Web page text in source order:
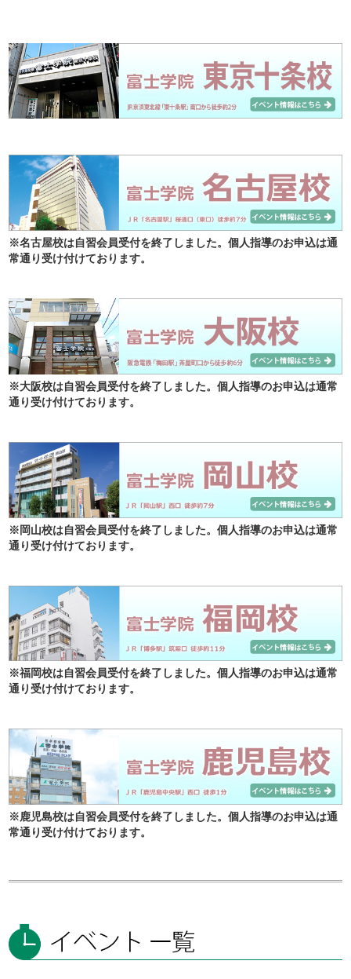
※名古屋校は自習会員受付を終了しました。個人指導のお申込は通
常通り受け付けております。
※大阪校は自習会員受付を終了しました。個人指導のお申込は通常
通り受け付けております。
※岡山校は自習会員受付を終了しました。個人指導のお申込は通常
通り受け付けております。
※福岡校は自習会員受付を終了しました。個人指導のお申込は通常
通り受け付けております。
※鹿児島校は自習会員受付を終了しました。個人指導のお申込は通
常通り受け付けております。